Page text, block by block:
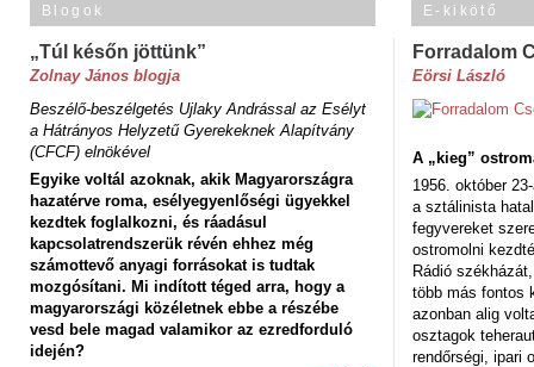
Blogok
„Túl későn jöttünk”
Zolnay János blogja
Beszélő-beszélgetés Ujlaky Andrással az Esélyt
a Hátrányos Helyzetű Gyerekeknek Alapítvány
(CFCF) elnökével
Egyike voltál azoknak, akik Magyarországra
hazatérve roma, esélyegyenlőségi ügyekkel
kezdtek foglalkozni, és ráadásul
kapcsolatrendszerük révén ehhez még
számottevő anyagi forrásokat is tudtak
mozgósítani. Mi indított téged arra, hogy a
magyarországi közéletnek ebbe a részébe
vesd bele magad valamikor az ezredforduló
idején?
E-kikötő
Forradalom
Eörsi László
A „kieg”
1956. október
a sztálinista
fegyvereket
ostromolni
Rádió
több más fontos
azonban alig
osztagok
rendőrségi, ipari